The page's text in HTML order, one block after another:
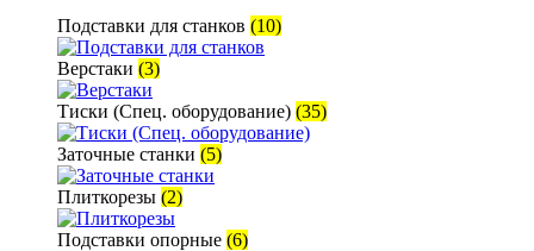
Подставки для станков (10)
Верстаки (3)
Тиски (Спец. оборудование) (35)
Заточные станки (5)
Плиткорезы (2)
Подставки опорные (6)